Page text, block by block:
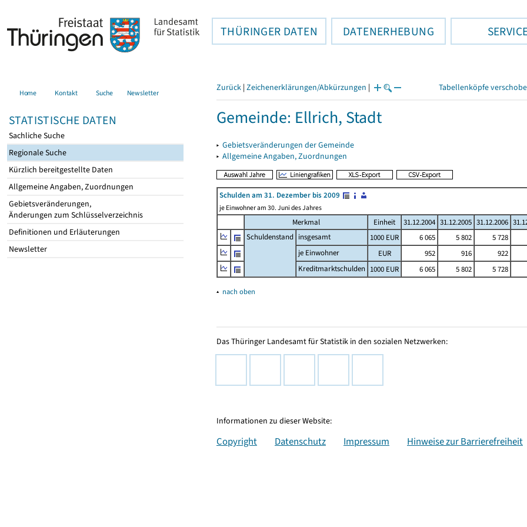
THÜRINGER DATEN DATENERHEBUNG
Home Kontakt Suche Newsletter
STATISTISCHE DATEN
Sachliche Suche
Regionale Suche
Kürzlich bereitgestellte Daten
Allgemeine Angaben, Zuordnungen
Gebietsveränderungen,
Änderungen zum Schlüsselverzeichnis
Definitionen und Erläuterungen
Newsletter
Zurück | Zeichenerklärungen/Abkürzungen | Tabellenköpfe
Gemeinde: Ellrich, Stadt
▸ Gebietsveränderungen der Gemeinde
▸ Allgemeine Angaben, Zuordnungen
Schulden am 31. Dezember bis 2009
je Einwohner am 30. Juni des Jahres
Merkmal Einheit 31.12.2004 31.12.2005 31.12.2006
Schuldenstand insgesamt 1000 EUR 6 065 5 802 5 728
je Einwohner
EUR 952 916 922
Kreditmarktschulden 1000 EUR 6 065 5 802 5 728
▴ nach oben
Das Thüringer Landesamt für Statistik in den sozialen Netzwerken:
Informationen zu dieser Website:
Copyright Datenschutz Impressum Hinweise zur Barrierefreiheit